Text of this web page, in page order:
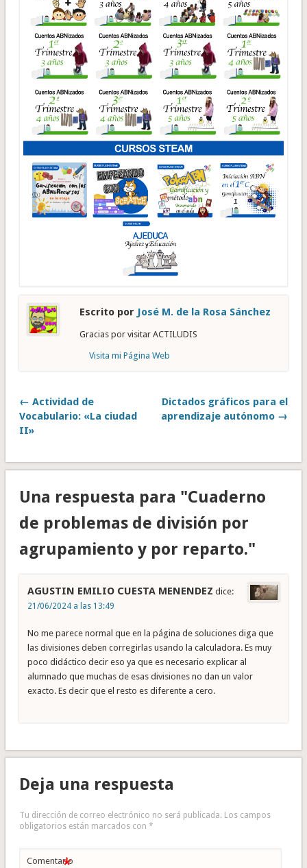
Escrito por José M. de la Rosa Sánchez
Gracias por visitar ACTILUDIS
Visita mi Página Web
← Actividad de
Vocabulario: «La ciudad
II»
Dictados gráficos para el
aprendizaje autónomo →
Una respuesta para "Cuaderno
de problemas de división por
agrupamiento y por reparto."
AGUSTIN EMILIO CUESTA MENENDEZ dice:
21/06/2024 a las 13:49
No me parece normal que en la página de soluciones diga que
las divisiones deben corregirlas usando la calculadora. Es muy
poco didáctico decir eso ya que es necesario explicar al
alumnado que muchas de esas divisiones no dan un valor
exacto. Es decir que el resto es diferente a cero.
Deja una respuesta
Tu dirección de correo electrónico no será publicada. Los campos
obligatorios están marcados con *
Comentario